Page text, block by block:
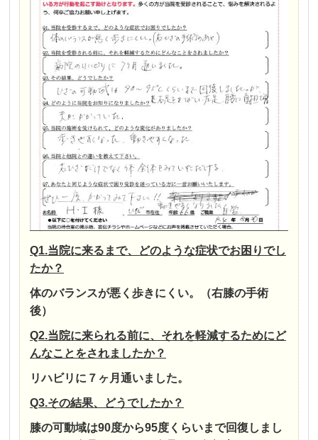
Q1.当院に来るまで、どのような症状でお困りでし
たか？
体のバランスが悪く歩きにくい。（右膝の手術
後）
Q2.当院に来られる前に、それを軽減するためにど
んなことをされましたか？
リハビリに７ヶ月通いました。
Q3.その結果、どうでしたか？
膝の可動域は90度から95度くらいまで回復しまし